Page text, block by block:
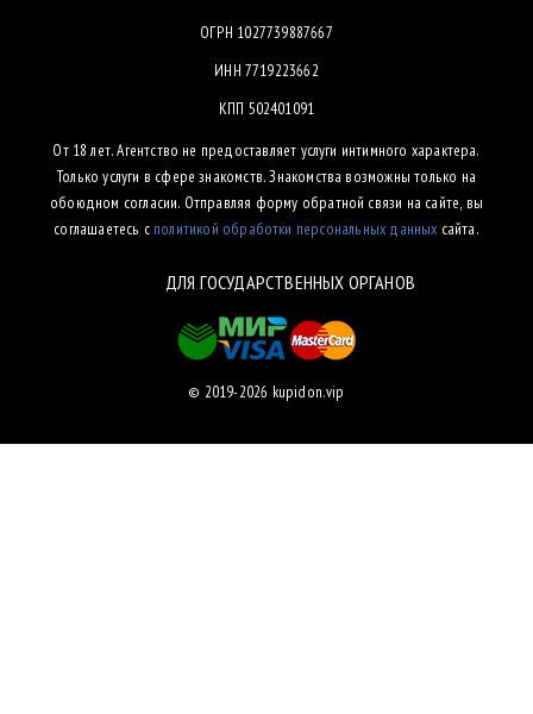
ОГРН 1027739887667
ИНН 7719223662
КПП 502401091
От 18 лет. Агентство не предоставляет услуги интимного характера.
Только услуги в сфере знакомств. Знакомства возможны только на
обоюдном согласии. Отправляя форму обратной связи на сайте, вы
соглашаетесь с политикой обработки персональных данных сайта.
ДЛЯ ГОСУДАРСТВЕННЫХ ОРГАНОВ
© 2019-2026 kupidon.vip